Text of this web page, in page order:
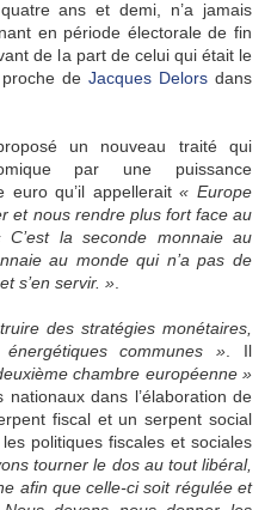
ans et demi, n’a jamais
en période électorale de fin
de la part de celui qui était le
de Jacques Delors dans
un nouveau traité qui
par une puissance
euro qu’il appellerait« Europe
et nous rendre plus fort face au
C’est la seconde monnaie au
au monde qui n’a pas de
s’en servir. »
des stratégies monétaires,
communes » . Il
chambre européenne »
dans l’élaboration de
fiscal et un serpent social
politiques fiscales et sociales
tourner le dos au tout libéral,
afin que celle-ci soit régulée et